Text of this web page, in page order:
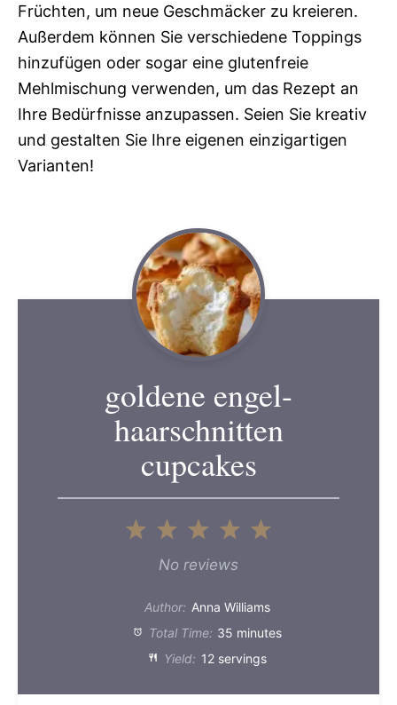
Früchten, um neue Geschmäcker zu kreieren.
Außerdem können Sie verschiedene Toppings
hinzufügen oder sogar eine glutenfreie
Mehlmischung verwenden, um das Rezept an
Ihre Bedürfnisse anzupassen. Seien Sie kreativ
und gestalten Sie Ihre eigenen einzigartigen
Varianten!
goldene engel-
haarschnitten
cupcakes
5
4
3
Stars
2
Stars
1
Star
No reviews
Author: Anna Williams
Total Time: 35 minutes
Yield: 12 servings